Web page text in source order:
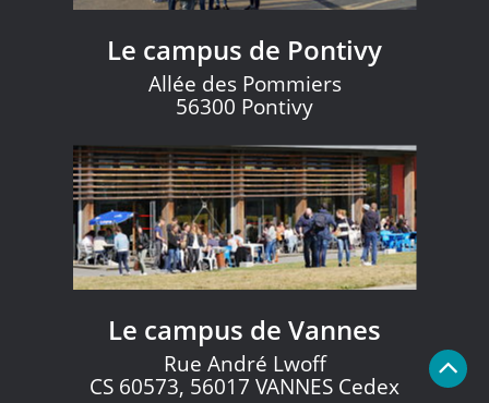
Le campus de Pontivy
Allée des Pommiers
56300 Pontivy
Le campus de Vannes
Rue André Lwoff
CS 60573, 56017 VANNES Cedex